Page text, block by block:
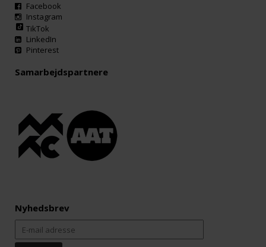
Facebook
Instagram
TikTok
LinkedIn
Pinterest
Samarbejdspartnere
Nyhedsbrev